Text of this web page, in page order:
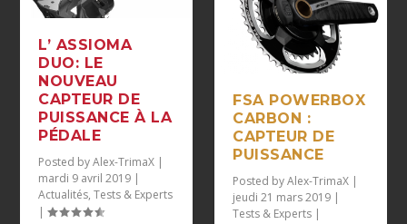
L’ ASSIOMA
DUO: LE
NOUVEAU
CAPTEUR DE
PUISSANCE À LA
PÉDALE
Posted byAlex-TrimaX |
mardi 9 avril 2019 |
Actualités,Tests & Experts
|
FSA POWERBOX
CARBON :
CAPTEUR DE
PUISSANCE
Posted byAlex-TrimaX |
jeudi 21 mars 2019 |
Tests & Experts |